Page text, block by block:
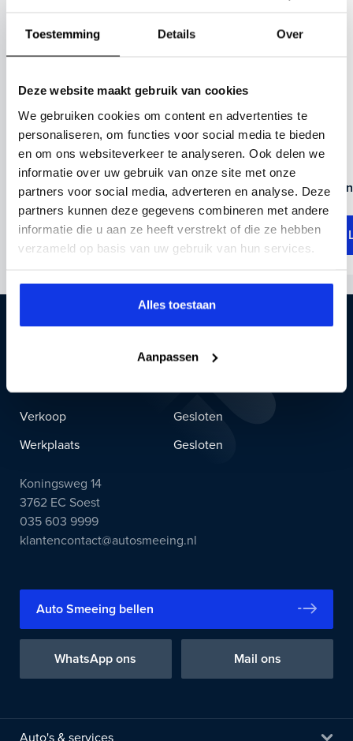
Toestemming Details Over
Deze website maakt gebruik van cookies
We gebruiken cookies om content en advertenties te
personaliseren, om functies voor social media te bieden
en om ons websiteverkeer te analyseren. Ook delen we
informatie over uw gebruik van onze site met onze
partners voor social media, adverteren en analyse. Deze
partners kunnen deze gegevens combineren met andere
informatie die u aan ze heeft verstrekt of die ze hebben
verzameld op basis van uw gebruik van hun services.
Alles toestaan
Aanpassen
Een auto kopen of financieren?
Lees meer
Auto Smeeing
Verkoop
Gesloten
Werkplaats
Gesloten
Koningsweg 14
3762 EC Soest
035 603 9999
klantencontact@autosmeeing.nl
Auto Smeeing bellen
WhatsApp ons Mail ons